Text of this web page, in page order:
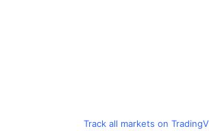
Track all markets on